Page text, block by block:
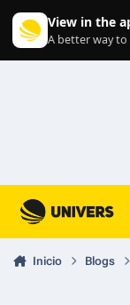
View in the
A better way
Inicio Blogs